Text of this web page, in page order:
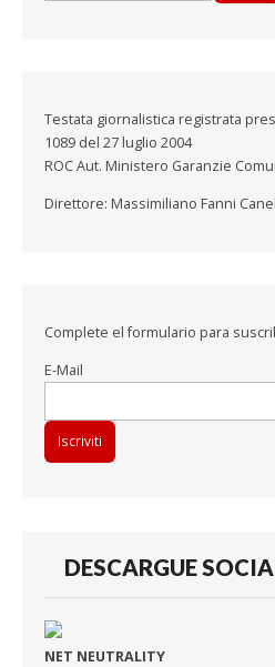
Testata giornalistica registrata
1089 del 27 luglio 2004
ROC Aut. Ministero Garanzie
Direttore: Massimiliano Fanni
Complete el formulario para
E-Mail
DESCARGUE
NET NEUTRALITY